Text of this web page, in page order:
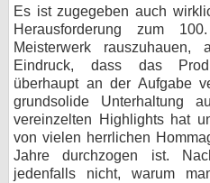
Es ist zugegeben auch
Herausforderung zum
Meisterwerk
Eindruck, dass das
überhaupt an der Aufgabe
grundsolide Unterhaltung
vereinzelten Highlights hat
von vielen herrlichen
Jahre durchzogen ist.
jedenfalls nicht, warum